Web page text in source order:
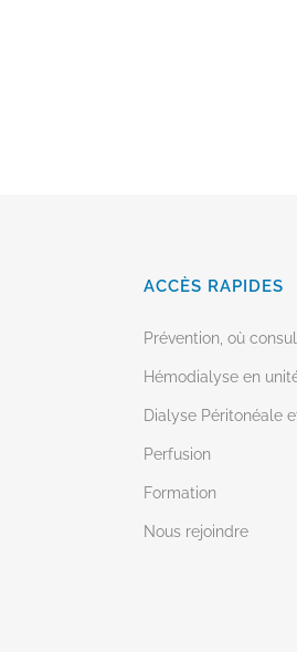
ACCÈS RAPIDES
Prévention, où
Hémodialyse en
Dialyse Péritonéale
Perfusion
Formation
Nous rejoindre